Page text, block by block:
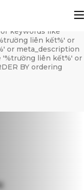
(category_id
language='vi' AND (
'%truong-lien-ket%'
keywords like
liên kết%' or
or meta_description
liên kết%' or
BY ordering